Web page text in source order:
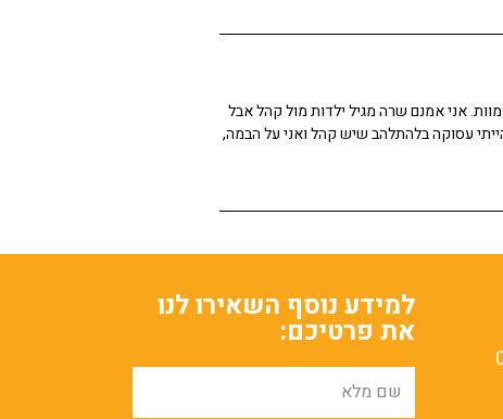
אני אמנם שרה מגיל ילדות מול קהל אבל
עסוקה בלהתלהב שיש קהל ואני על הבמה,
למידע נוסף השאירו לנו
את פרטיכם: